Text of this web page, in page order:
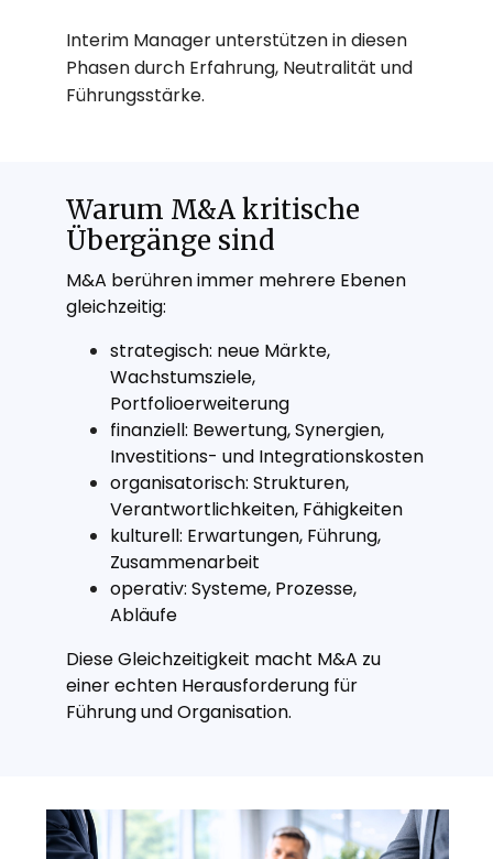
Interim Manager unterstützen in diesen
Phasen durch Erfahrung, Neutralität und
Führungsstärke.
Warum M&A kritische
Übergänge sind
M&A berühren immer mehrere Ebenen
gleichzeitig:
strategisch: neue Märkte,
Wachstumsziele,
Portfolioerweiterung
finanziell: Bewertung, Synergien,
Investitions- und Integrationskosten
organisatorisch: Strukturen,
Verantwortlichkeiten, Fähigkeiten
kulturell: Erwartungen, Führung,
Zusammenarbeit
operativ: Systeme, Prozesse,
Abläufe
Diese Gleichzeitigkeit macht M&A zu
einer echten Herausforderung für
Führung und Organisation.